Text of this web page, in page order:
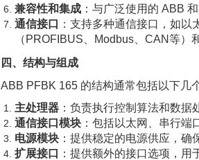
兼容性和集成 ：与广泛使用的 ABB
通信接口
：支持多种通信接口，如
（PROFIBUS、Modbus、CAN等）
四、结构与组成
ABB PFBK 165 的结构通常包括以下几
主处理器 ：负责执行控制算法和数据
通信接口模块 ：包括以太网、串行端
电源模块 ：提供稳定的电源供应，确
扩展接口
：提供额外的接口选项，用